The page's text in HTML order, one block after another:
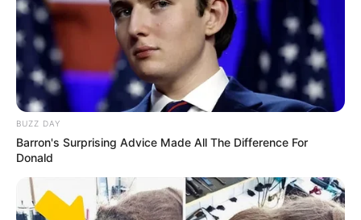
2 weeks ago
કેનેડામાં કાર અકસ્માતમાં અમદાવાદના કોમ્પ્યુટર
એન્જિનિયરનું મોત
2 weeks ago
પેપર લીક વિરુદ્ધ કાલે નવું બિલ આવી શકે છે, 10
2 weeks ago
મોદીએ રાતે 12 વાગ્યે વીડિયો મેસેજ જાહેર કરીને
કહ્યું, પેપર લીક પર કડક નિર્ણય લેવાશે
2 weeks ago
BUZZ DAY
Barron's Surprising Advice Made All The Difference For
Donald